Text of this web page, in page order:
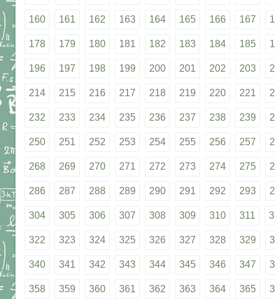
160 161 162 163 164 165 166 167
178 179 180 181 182 183 184 185
196 197 198 199 200 201 202 203
214 215 216 217 218 219 220 221
232 233 234 235 236 237 238 239
250 251 252 253 254 255 256 257
268 269 270 271 272 273 274 275
286 287 288 289 290 291 292 293
304 305 306 307 308 309 310 311
322 323 324 325 326 327 328 329
340 341 342 343 344 345 346 347
358 359 360 361 362 363 364 365